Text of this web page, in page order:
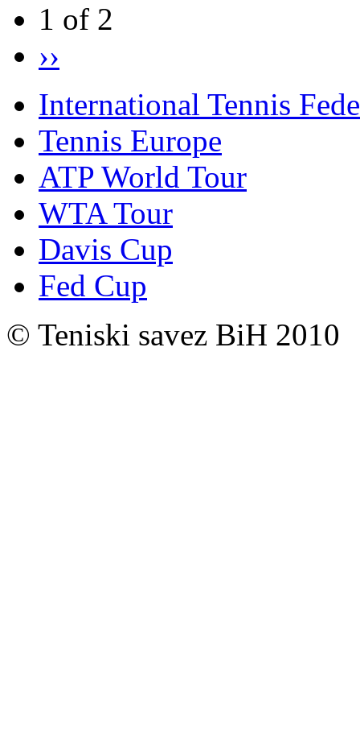
1 of 2
››
International Tennis
Tennis Europe
ATP World Tour
WTA Tour
Davis Cup
Fed Cup
© Teniski savez BiH 2010